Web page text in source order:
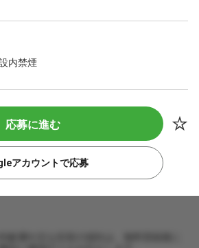
内禁煙
応募に進む
アカウントで応募